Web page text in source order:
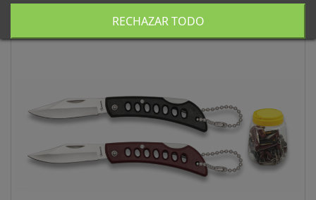
RECHAZAR TODO